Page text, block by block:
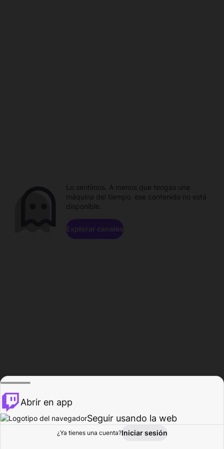
Explorar Actividad
Lo sentimos. A menos que tengas una
máquina del tiempo, ese contenido no está
disponible.
Explorar canales
Abrir en app
Seguir usando la web
¿Ya tienes una cuenta?Iniciar sesión